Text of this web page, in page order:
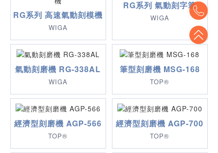
RG系列 高速氣動刻模機
WIGA
RG系列 氣動刻字筆
WIGA
氣動刻磨機 RG-338AL
WIGA
筆型刻磨機 MSG-168
TOP®
經濟型刻磨機 AGP-566
TOP®
經濟型刻磨機 AGP-700
TOP®